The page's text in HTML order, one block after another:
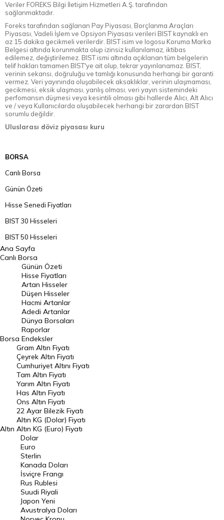
Veriler FOREKS Bilgi İletişim Hizmetleri A.Ş. tarafından
sağlanmaktadır.
Foreks tarafından sağlanan Pay Piyasası, Borçlanma Araçları
Piyasası, Vadeli İşlem ve Opsiyon Piyasası verileri BIST kaynaklı en
az 15 dakika gecikmeli verilerdir. BIST isim ve logosu Koruma Marka
Belgesi altında korunmakta olup izinsiz kullanılamaz, iktibas
edilemez, değiştirilemez. BIST ismi altında açıklanan tüm belgelerin
telif hakları tamamen BIST'ye ait olup, tekrar yayınlanamaz. BIST,
verinin sekansı, doğruluğu ve tamlığı konusunda herhangi bir garanti
vermez. Veri yayınında oluşabilecek aksaklıklar, verinin ulaşmaması,
gecikmesi, eksik ulaşması, yanlış olması, veri yayın sistemindeki
perfomansın düşmesi veya kesintili olması gibi hallerde Alıcı, Alt Alıcı
ve / veya Kullanıcılarda oluşabilecek herhangi bir zarardan BIST
sorumlu değildir.
Uluslarası döviz piyasası kuru
BORSA
Canlı Borsa
Günün Özeti
Hisse Senedi Fiyatları
BIST 30 Hisseleri
BIST 50 Hisseleri
BIST 100 Hisseleri
En Çok Artan Hisseler
En Çok Düşen Hisseler
Hacmi Artanlar
Geçmiş Kapanışlar
Dünya Borsaları
Raporlar
Endeksler
DÖVİZ
Döviz Kuru
Dolar Kuru
Euro Kuru
Pound Kuru
Frank Kuru
Riyal Kuru
Avustralya Doları
Danimarka Kronu Kuru
Ana Sayfa
Canlı Borsa
Borsa
Günün Özeti
Hisse Fiyatları
Artan Hisseler
Düşen Hisseler
Hacmi Artanlar
Adedi Artanlar
Dünya Borsaları
Raporlar
Endeksler
Altın
Gram Altın Fiyatı
Çeyrek Altın Fiyatı
Cumhuriyet Altını Fiyatı
Tam Altın Fiyatı
Yarım Altın Fiyatı
Has Altın Fiyatı
Ons Altın Fiyatı
22 Ayar Bilezik Fiyatı
Altın KG (Dolar) Fiyatı
Altın KG (Euro) Fiyatı
Dolar
Euro
Sterlin
Kanada Doları
İsviçre Frangı
Rus Rublesi
Suudi Riyali
Japon Yeni
Avustralya Doları